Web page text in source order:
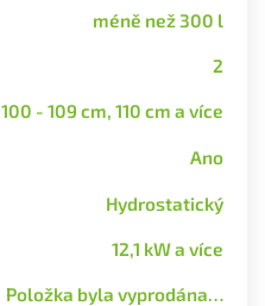
méně než 300 l
2
100 - 109 cm, 110 cm a více
Ano
Hydrostatický
12,1 kW a více
Položka byla vyprodána…